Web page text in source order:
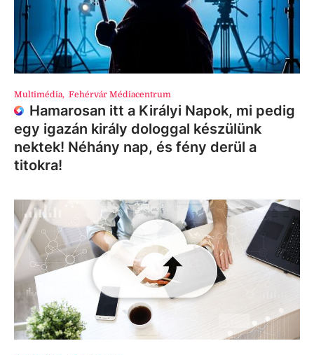
Multimédia, Fehérvár Médiacentrum
Hamarosan itt a Királyi Napok, mi pedig
egy igazán király dologgal készülünk
nektek! Néhány nap, és fény derül a
titokra!